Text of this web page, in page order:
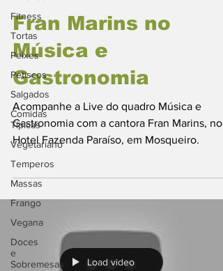
Fitness
Tortas
Peixes
Petiscos
Salgados
Comidas
Típicas
Vegetariano
Temperos
Massas
Frango
Vegana
Doces
e
Sobremesas
Fran Marins no
Música e
Gastronomia
Acompanhe a Live do quadro Música e
Gastronomia com a cantora Fran Marins, no
Hotel Fazenda Paraíso, em Mosqueiro.
Load video